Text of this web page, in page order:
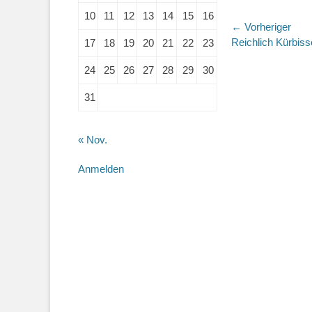
← Vorheriger
Vorheriger
Reichlich
10 11 12 13 14 15 16
17 18 19 20 21 22 23
24 25 26 27 28 29 30
31
« Nov.
Anmelden